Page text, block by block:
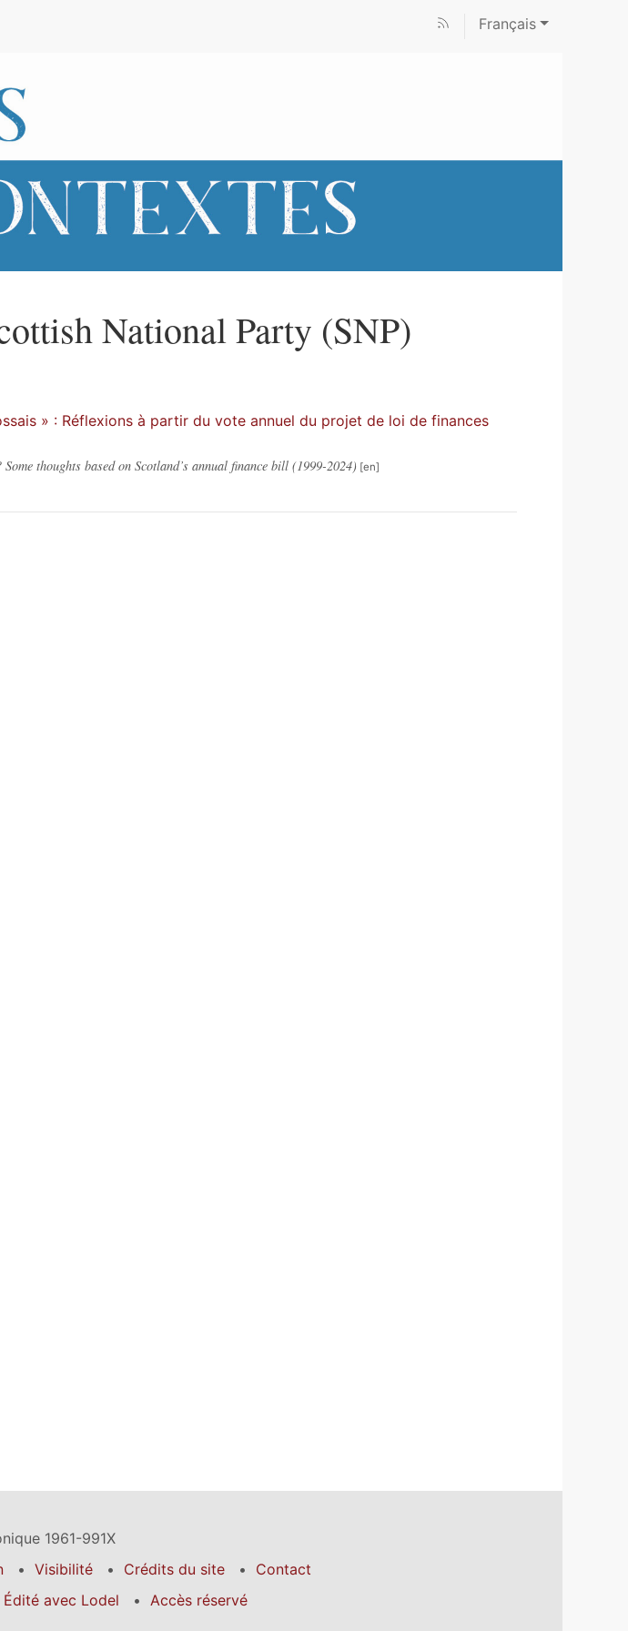
Français
National Party (SNP)
» : Réflexions à partir du vote annuel du projet de loi de finances
thoughts based on Scotland’s annual finance bill (1999-2024)
1961-991X
Visibilité Crédits du site
Contact
Édité avec Lodel Accès réservé